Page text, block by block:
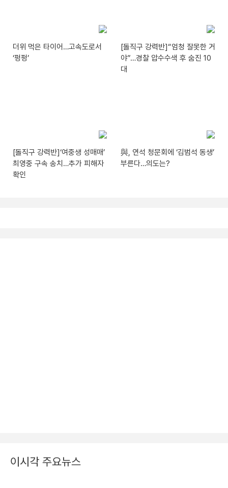
더위 먹은 타이어…고속도로서
‘펑펑’
[돌직구 강력반]“엄청 잘못한 거
야”…경찰 압수수색 후 숨진 10
대
[돌직구 강력반]‘여중생 성매매’
최영중 구속 송치…추가 피해자
확인
與, 연석 청문회에 ‘김범석 동생’
부른다…의도는?
이시각 주요뉴스